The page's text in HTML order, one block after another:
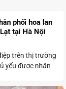
phối hoa lan
tại Hà Nội
trên thị trường
yếu được nhân